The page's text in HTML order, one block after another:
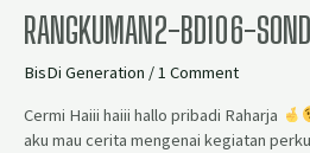
RANGKUMAN2-BD106-
BisDi Generation /1 Comment
Cermi Haiii haiii hallo pribadi Raharja
aku mau cerita mengenai kegiatan